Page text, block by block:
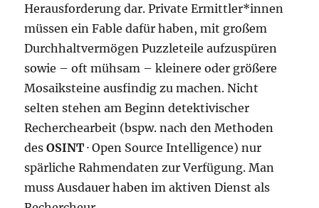
Herausforderung dar. Private Ermittler*innen
müssen ein Fable dafür haben, mit großem
Durchhaltvermögen Puzzleteile aufzuspüren
sowie – oft mühsam – kleinere oder größere
Mosaiksteine ausfindig zu machen. Nicht
selten stehen am Beginn detektivischer
Recherchearbeit (bspw. nach den Methoden
desOSINT · Open Source Intelligence) nur
spärliche Rahmendaten zur Verfügung. Man
muss Ausdauer haben im aktiven Dienst als